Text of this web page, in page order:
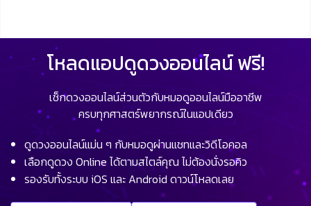
โหลดแอปดูดวงออนไลน์ ฟรี!
เช็กดวงออนไลน์ส่วนตัวกับหมอดูออนไลน์มืออาชีพ
ครบทุกศาสตร์พยากรณ์ในแอปเดียว
ดูดวงออนไลน์แม่น ๆ กับหมอดูผ่านแชทและวิดีโอคอล
เลือกดูดวง Online ได้ตามสไตล์คุณ ไม่ต้องนั่งรอคิว
รองรับทั้งระบบ iOS และ Android ดาวน์โหลดเลย